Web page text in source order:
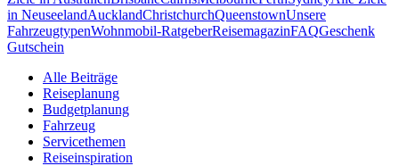
in NeuseelandAucklandChristchurchQueenstownUnsere
FahrzeugtypenWohnmobil-RatgeberReisemagazinFAQGeschenk
Gutschein
Alle Beiträge
Reiseplanung
Budgetplanung
Fahrzeug
Servicethemen
Reiseinspiration